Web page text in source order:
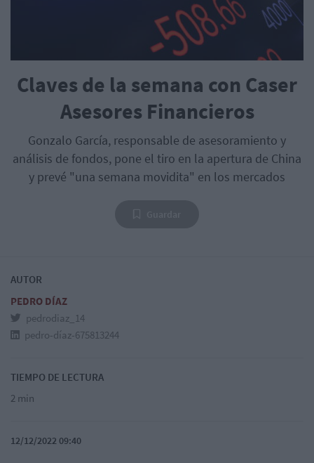
Claves de la semana con Caser
Asesores Financieros
Gonzalo García, responsable de asesoramiento y
análisis de fondos, pone el tiro en la apertura de China
y prevé "una semana movidita" en los mercados
AUTOR
PEDRO DÍAZ
pedrodiaz_14
pedro-díaz-675813244
TIEMPO DE LECTURA
2 min
12/12/2022 09:40